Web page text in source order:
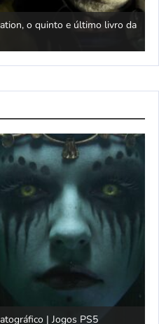
o quinto e último livro da
| Jogos PS5